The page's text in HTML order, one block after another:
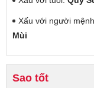
Xấu với người
Mùi
Sao tốt